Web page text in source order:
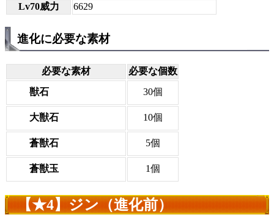
Lv70威力
6629
進化に必要な素材
必要な素材
必要な個数
獣石
30個
大獣石 10個
蒼獣石 5個
蒼獣玉 1個
【★4】ジン（進化前）